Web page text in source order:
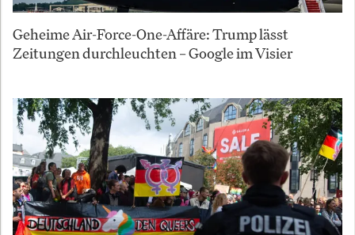
Geheime Air-Force-One-Affäre: Trump lässt
Zeitungen durchleuchten – Google im Visier